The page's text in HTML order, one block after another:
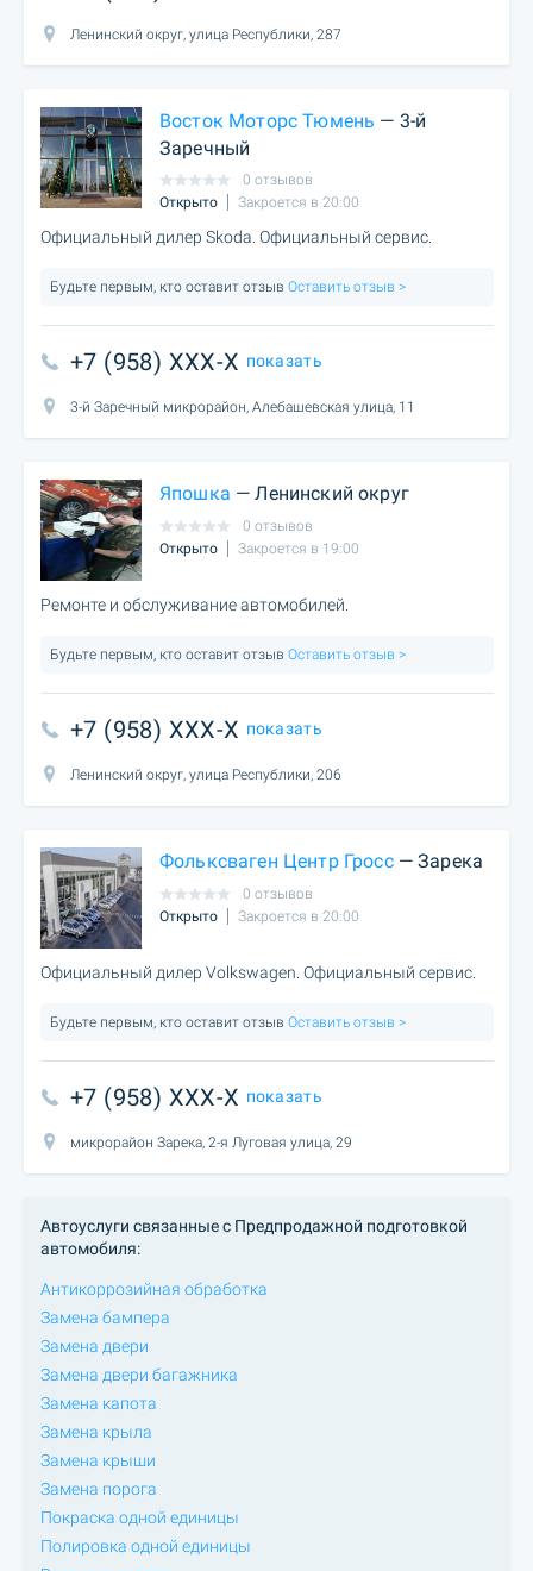
Ленинский округ, улица Республики, 287
Восток Моторс Тюмень — 3-й
Заречный
0 отзывов
Открыто
Закроется в 20:00
Официальный дилер Skoda. Официальный сервис.
Будьте первым, кто оставит отзыв Оставить отзыв >
+7 (958) XXX-X показать
3-й Заречный микрорайон, Алебашевская улица, 11
Япошка — Ленинский округ
0 отзывов
Открыто
Закроется в 19:00
Ремонте и обслуживание автомобилей.
Будьте первым, кто оставит отзыв Оставить отзыв >
+7 (958) XXX-X показать
Ленинский округ, улица Республики, 206
Фольксваген Центр Гросс— Зарека
0 отзывов
Открыто
Закроется в 20:00
Официальный дилер Volkswagen. Официальный сервис.
Будьте первым, кто оставит отзыв Оставить отзыв >
+7 (958) XXX-X показать
микрорайон Зарека, 2-я Луговая улица, 29
Автоуслуги связанные с Предпродажной подготовкой
автомобиля:
Антикоррозийная обработка
Замена бампера
Замена двери
Замена двери багажника
Замена капота
Замена крыла
Замена крыши
Замена порога
Покраска одной единицы
Полировка одной единицы